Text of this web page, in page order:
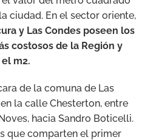
ciudad. En el sector oriente,
y Las Condes poseen los
costosos de la Región y
m2.
de la comuna de Las
la calle Chesterton, entre
hacia Sandro Boticelli.
que comparten el primer